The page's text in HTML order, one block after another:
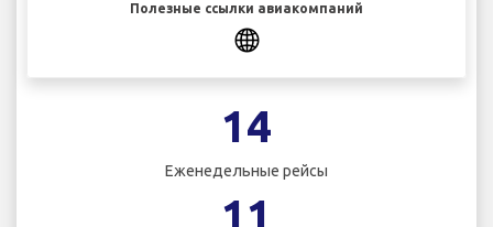
Полезные ссылки авиакомпаний
14
Еженедельные рейсы
11